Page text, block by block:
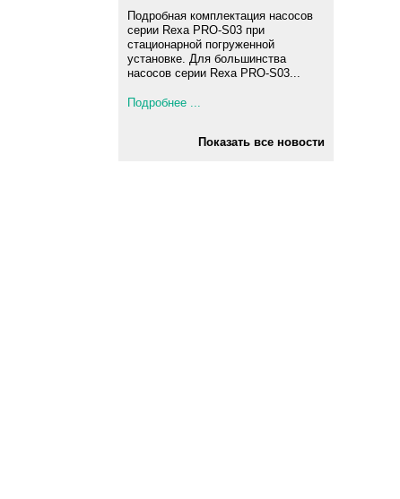
Подробная комплектация насосов
серии Rexa PRO-S03 при
стационарной погруженной
установке. Для большинства
насосов серии Rexa PRO-S03...
Подробнее ...
Показать все новости